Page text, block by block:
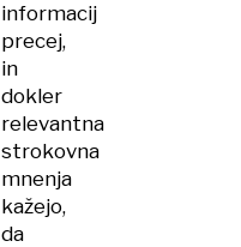
informacij
precej,
in
dokler
relevantna
strokovna
mnenja
kažejo,
da